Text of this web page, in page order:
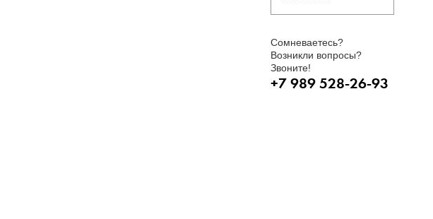
Сомневаетесь?
Возникли вопросы?
Звоните!
+7 989 528-26-93